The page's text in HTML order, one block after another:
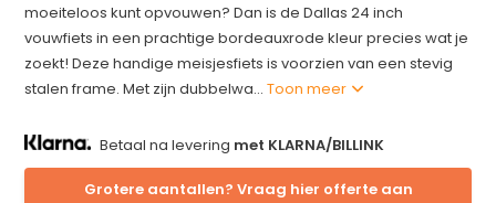
moeiteloos kunt opvouwen? Dan is de Dallas 24 inch
vouwfiets in een prachtige bordeauxrode kleur precies wat je
zoekt! Deze handige meisjesfiets is voorzien van een stevig
stalen frame. Met zijn dubbelwa...Toon meer
Betaal na levering met KLARNA/BILLINK
Grotere aantallen? Vraag hier offerte aan